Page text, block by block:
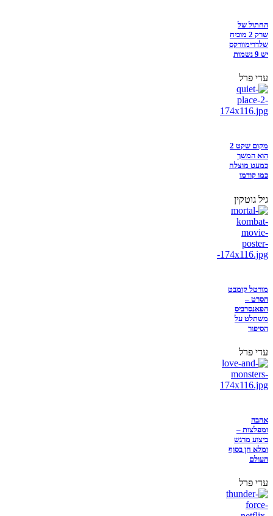
החתול של
שרק 2 מוכיח
שלדרימוורקס
יש 9 נשמות
עדי פרל
מקום שקט 2
הוא המשך
כמעט מוצלח
כמו קודמו
גיל גוטקין
מורטל קומבט
הסרט –
הפאנסרביס
משתלט על
הסיפור
עדי פרל
אהבה
ומפלצות –
ביצוע מרגש
ומלא חן בסוף
העולם
עדי פרל